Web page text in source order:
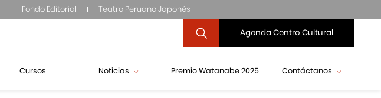
Fondo Editorial Teatro Peruano Japonés
Agenda Centro Cultural
Cursos Noticias Premio Watanabe 2025 Contáctanos